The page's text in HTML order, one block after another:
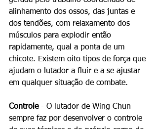
alinhamento dos ossos, das juntas e
dos tendões, com relaxamento dos
músculos para explodir então
rapidamente, qual a ponta de um
chicote. Existem oito tipos de força que
ajudam o lutador a fluir e a se ajustar
em qualquer situação de combate.
Controle - O lutador de Wing Chun
sempre faz por desenvolver o controle